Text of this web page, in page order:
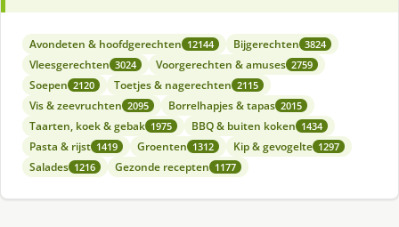
Avondeten & hoofdgerechten 12144 Bijgerechten 3824
Vleesgerechten 3024 Voorgerechten & amuses 2759
Soepen 2120 Toetjes & nagerechten 2115
Vis & zeevruchten 2095 Borrelhapjes & tapas 2015
Taarten, koek & gebak 1975 BBQ & buiten koken 1434
Pasta & rijst 1419 Groenten 1312 Kip & gevogelte 1297
Salades 1216 Gezonde recepten 1177